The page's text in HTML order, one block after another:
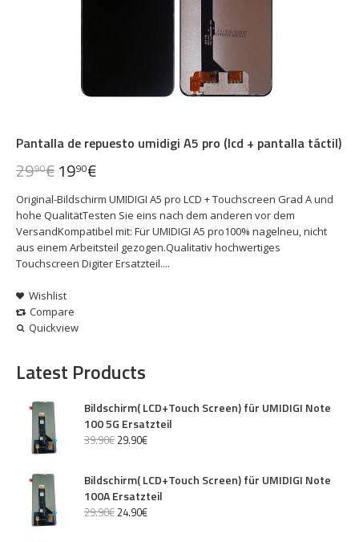
Pantalla de repuesto umidigi A5 pro (lcd + pantalla táctil)
Original-Bildschirm UMIDIGI A5 pro LCD + Touchscreen Grad A und
hohe QualitätTesten Sie eins nach dem anderen vor dem
VersandKompatibel mit: Für UMIDIGI A5 pro100% nagelneu, nicht
aus einem Arbeitsteil gezogen.Qualitativ hochwertiges
Touchscreen Digiter Ersatzteil....
2990€1990€
Wishlist
Compare
Quickview
Latest Products
Bildschirm( LCD+Touch Screen) für UMIDIGI Note
100 5G Ersatzteil
39.90€ 29.90€
Bildschirm( LCD+Touch Screen) für UMIDIGI Note
100A Ersatzteil
29.90€ 24.90€